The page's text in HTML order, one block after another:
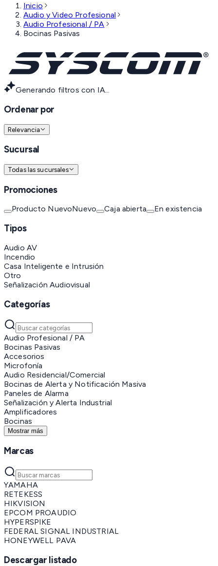
Inicio
Audio y Video Profesional
Audio Profesional / PA
Bocinas Pasivas
Generando filtros con IA...
Ordenar por
Relevancia
Sucursal
Todas las sucursales
Promociones
Producto NuevoNuevo Caja abierta En existencia
Tipos
Audio AV
Incendio
Casa Inteligente e Intrusión
Otro
Señalización Audiovisual
Categorías
Audio Profesional / PA
Bocinas Pasivas
Accesorios
Microfonía
Audio Residencial/Comercial
Bocinas de Alerta y Notificación Masiva
Paneles de Alarma
Señalización y Alerta Industrial
Amplificadores
Bocinas
Mostrar más
Marcas
YAMAHA
RETEKESS
HIKVISION
EPCOM PROAUDIO
HYPERSPIKE
FEDERAL SIGNAL INDUSTRIAL
HONEYWELL PAVA
Descargar listado